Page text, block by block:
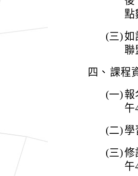
點
(三)如
聯
四、 課程
(一) 報
午
(二) 學
(三)修
午